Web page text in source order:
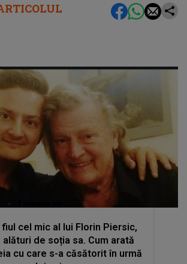
fiul cel mic al lui Florin Piersic,
de soția sa. Cum arată
cu care s-a căsătorit în urmă